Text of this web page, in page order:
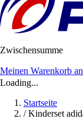
Zwischensumme
Meinen Warenkorb
Loading...
Startseite
/ Kinderset